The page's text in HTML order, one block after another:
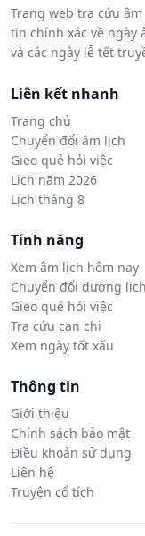
Trang web tra cứu
tin chính xác về ngày
và các ngày lễ tết
Liên kết nhanh
Trang chủ
Chuyển đổi âm lịch
Gieo quẻ hỏi việc
Lịch năm 2026
Lịch tháng 8
Tính năng
Xem âm lịch hôm nay
Chuyển đổi dương
Gieo quẻ hỏi việc
Tra cứu can chi
Xem ngày tốt xấu
Thông tin
Giới thiệu
Chính sách bảo mật
Điều khoản sử dụng
Liên hệ
Truyện cổ tích